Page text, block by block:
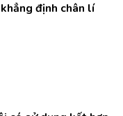
định chân lí